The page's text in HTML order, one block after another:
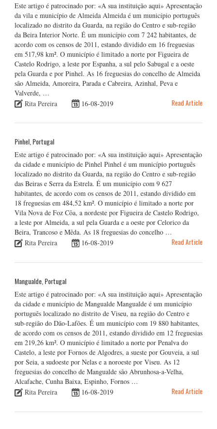
Este artigo é patrocinado por: «A sua instituição aqui» Apresentação
da vila e município de Almeida Almeida é um município português
localizado no distrito da Guarda, na região do Centro e sub-região
da Beira Interior Norte. É um município com 7 242 habitantes, de
acordo com os censos de 2011, estando dividido em 16 freguesias
em 517,98 km². O município é limitado a norte por Figueira de
Castelo Rodrigo, a leste por Espanha, a sul pelo Sabugal e a oeste
pela Guarda e por Pinhel. As 16 freguesias do concelho de Almeida
são Almeida, Amoreira, Parada e Cabreira, Azinhal, Peva e
Valverde, …
Rita Pereira
16-08-2019 Read Article
Pinhel, Portugal
Este artigo é patrocinado por: «A sua instituição aqui» Apresentação
da cidade e município de Pinhel Pinhel é um município português
localizado no distrito da Guarda, na região do Centro e sub-região
das Beiras e Serra da Estrela. É um município com 9 627
habitantes, de acordo com os censos de 2011, estando dividido em
18 freguesias em 484,52 km². O município é limitado a norte por
Vila Nova de Foz Côa, a nordeste por Figueira de Castelo Rodrigo,
a leste por Almeida, a sul pela Guarda e a oeste por Celorico da
Beira, Trancoso e Mêda. As 18 freguesias do concelho …
Rita Pereira
16-08-2019 Read Article
Mangualde, Portugal
Este artigo é patrocinado por: «A sua instituição aqui» Apresentação
da cidade e município de Mangualde Mangualde é um município
português localizado no distrito de Viseu, na região do Centro e
sub-região do Dão-Lafões. É um município com 19 880 habitantes,
de acordo com os censos de 2011, estando dividido em 12 freguesias
em 219,26 km². O município é limitado a norte por Penalva do
Castelo, a leste por Fornos de Algodres, a sueste por Gouveia, a sul
por Seia, a sudoeste por Nelas e a noroeste por Viseu. As 12
freguesias do concelho de Mangualde são Abrunhosa-a-Velha,
Alcafache, Cunha Baixa, Espinho, Fornos …
Rita Pereira
16-08-2019 Read Article